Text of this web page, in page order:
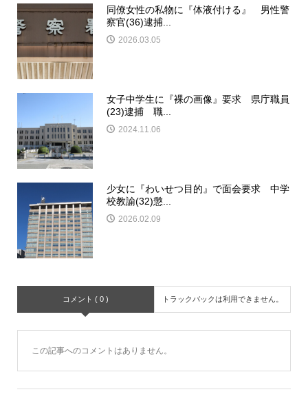
同僚女性の私物に『体液付ける』 男性警
察官(36)逮捕...
2026.03.05
女子中学生に『裸の画像』要求 県庁職員
(23)逮捕 職...
2024.11.06
少女に『わいせつ目的』で面会要求 中学
校教諭(32)懲...
2026.02.09
コメント ( 0 ) トラックバックは利用できません。
この記事へのコメントはありません。